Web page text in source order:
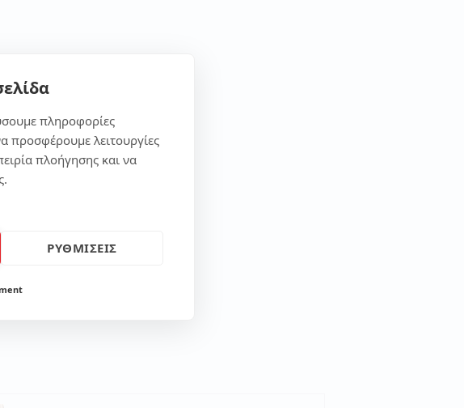
πληροφορίες
προσφέρουμε λειτουργίες
πλοήγησης και να
ΡΥΘΜΙΣΕΙΣ